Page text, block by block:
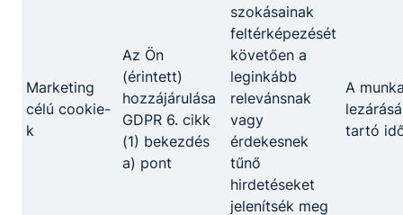
Marketing
célú cookie-
k
Az Ön
(érintett)
hozzájárulása
GDPR 6. cikk
(1) bekezdés
a) pont
szokásainak
feltérképezését
követően a
leginkább
relevánsnak
vagy
érdekesnek
tűnő
hirdetéseket
jelenítsék meg
A
tartó